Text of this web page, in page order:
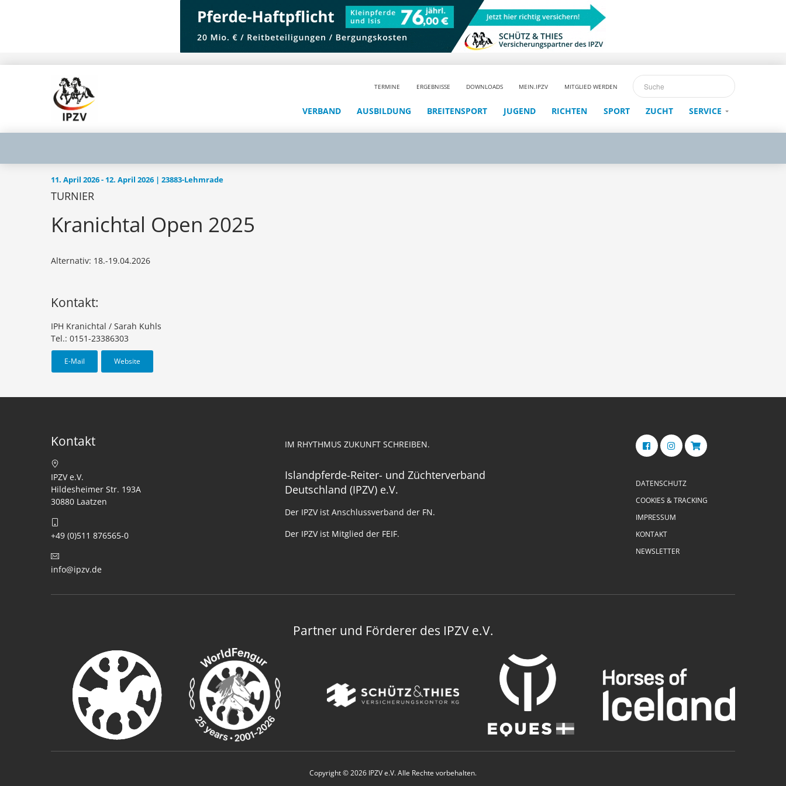
TERMINE ERGEBNISSE DOWNLOADS MEIN.IPZV MITGLIED WERDEN
VERBAND AUSBILDUNG BREITENSPORT JUGEND RICHTEN SPORT ZUCHT SERVICE
11. April 2026 - 12. April 2026 | 23883-Lehmrade
TURNIER
Kranichtal Open 2025
Alternativ: 18.-19.04.2026
Kontakt:
IPH Kranichtal / Sarah Kuhls
Tel.: 0151-23386303
E-Mail Website
Kontakt
IPZV e.V.
Hildesheimer Str. 193A
30880 Laatzen
+49 (0)511 876565-0
info@ipzv.de
IM RHYTHMUS ZUKUNFT SCHREIBEN.
Islandpferde-Reiter- und Züchterverband
Deutschland (IPZV) e.V.
Der IPZV ist Anschlussverband der FN.
Der IPZV ist Mitglied der FEIF.
DATENSCHUTZ
COOKIES & TRACKING
IMPRESSUM
KONTAKT
NEWSLETTER
Partner und Förderer des IPZV e.V.
Copyright © 2026 IPZV e.V. Alle Rechte vorbehalten.